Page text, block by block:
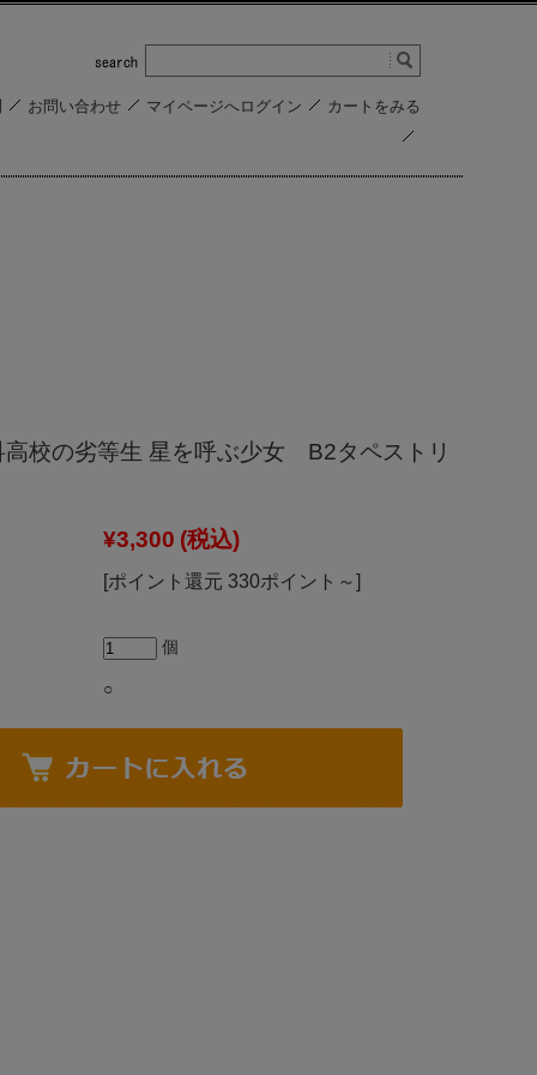
お問い合わせ マイページへログイン カートをみる
高校の劣等生 星を呼ぶ少女 B2タペストリ
¥3,300 (税込)
[ポイント還元 330ポイント～]
個
○